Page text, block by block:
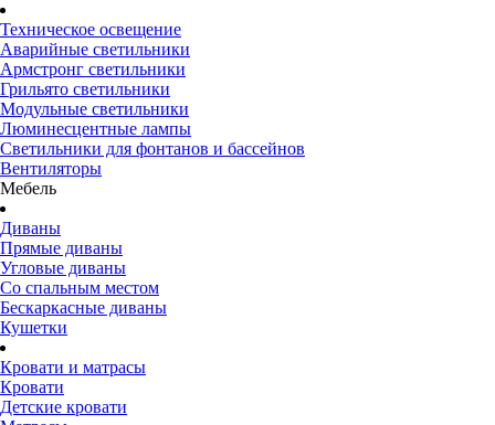
Техническое освещение
Аварийные светильники
Армстронг светильники
Грильято светильники
Модульные светильники
Люминесцентные лампы
Светильники для фонтанов и бассейнов
Вентиляторы
Мебель
Диваны
Прямые диваны
Угловые диваны
Со спальным местом
Бескаркасные диваны
Кушетки
Кровати и матрасы
Кровати
Детские кровати